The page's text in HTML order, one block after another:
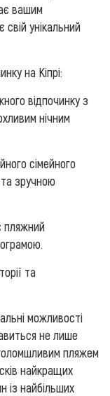
вашим
унікальний
на Кіпрі:
відпочинку з
нічним
сімейного
зручною
пляжний
та
можливості
не лише
пляжем
найкращих
із найбільших